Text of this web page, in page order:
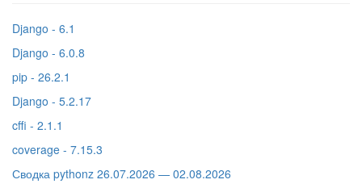
Django - 6.1
Django - 6.0.8
pip - 26.2.1
Django - 5.2.17
cffi - 2.1.1
coverage - 7.15.3
Сводка pythonz 26.07.2026 — 02.08.2026